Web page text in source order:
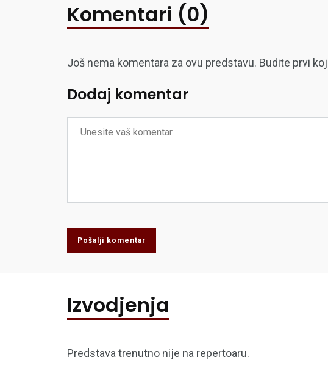
Komentari (0)
Još nema komentara za ovu predstavu. Budite prvi
Dodaj komentar
Pošalji komentar
Izvodjenja
Predstava trenutno nije na repertoaru.